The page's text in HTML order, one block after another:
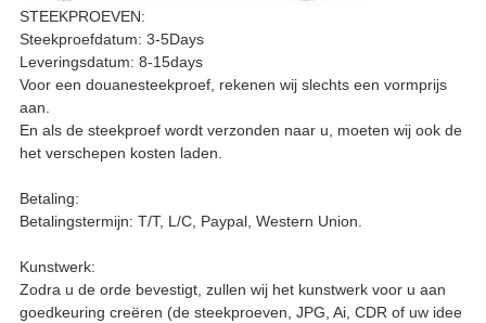
STEEKPROEVEN:
Steekproefdatum: 3-5Days
Leveringsdatum: 8-15days
Voor een douanesteekproef, rekenen wij slechts een vormprijs
aan.
En als de steekproef wordt verzonden naar u, moeten wij ook de
het verschepen kosten laden.
Betaling:
Betalingstermijn: T/T, L/C, Paypal, Western Union.
Kunstwerk:
Zodra u de orde bevestigt, zullen wij het kunstwerk voor u aan
goedkeuring creëren (de steekproeven, JPG, Ai, CDR of uw idee